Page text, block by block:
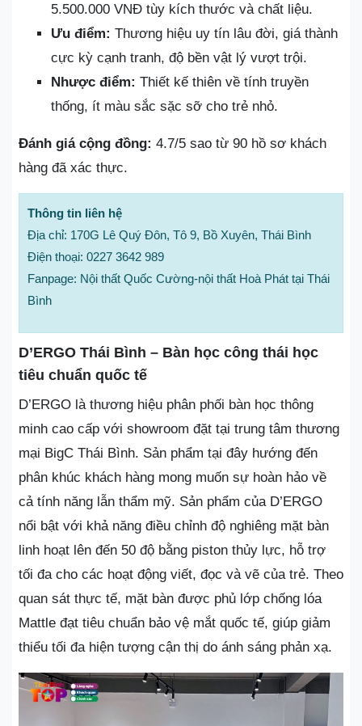
5.500.000 VNĐ tùy kích thước và chất liệu.
Ưu điểm: Thương hiệu uy tín lâu đời, giá thành
cực kỳ cạnh tranh, độ bền vật lý vượt trội.
Nhược điểm: Thiết kế thiên về tính truyền
thống, ít màu sắc sặc sỡ cho trẻ nhỏ.
Đánh giá cộng đồng: 4.7/5 sao từ 90 hồ sơ khách
hàng đã xác thực.
Thông tin liên hệ
Địa chỉ: 170G Lê Quý Đôn, Tô 9, Bồ Xuyên, Thái Bình
Điện thoại: 0227 3642 989
Fanpage: Nội thất Quốc Cường-nội thất Hoà Phát tại Thái
Bình
D’ERGO Thái Bình – Bàn học công thái học
tiêu chuẩn quốc tế
D’ERGO là thương hiệu phân phối bàn học thông
minh cao cấp với showroom đặt tại trung tâm thương
mại BigC Thái Bình. Sản phẩm tại đây hướng đến
phân khúc khách hàng mong muốn sự hoàn hảo về
cả tính năng lẫn thẩm mỹ. Sản phẩm của D’ERGO
nổi bật với khả năng điều chỉnh độ nghiêng mặt bàn
linh hoạt lên đến 50 độ bằng piston thủy lực, hỗ trợ
tối đa cho các hoạt động viết, đọc và vẽ của trẻ. Theo
quan sát thực tế, mặt bàn được phủ lớp chống lóa
Mattle đạt tiêu chuẩn bảo vệ mắt quốc tế, giúp giảm
thiểu tối đa hiện tượng cận thị do ánh sáng phản xạ.